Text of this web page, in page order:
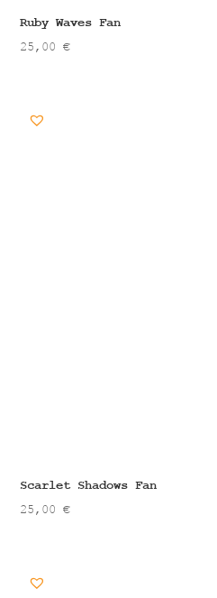
Ruby Waves Fan
25,00€
Scarlet Shadows Fan
25,00€